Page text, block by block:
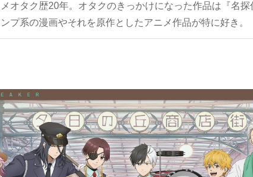
オタク歴20年。オタクのきっかけになった作品は『名探
プ系の漫画やそれを原作としたアニメ作品が特に好き。